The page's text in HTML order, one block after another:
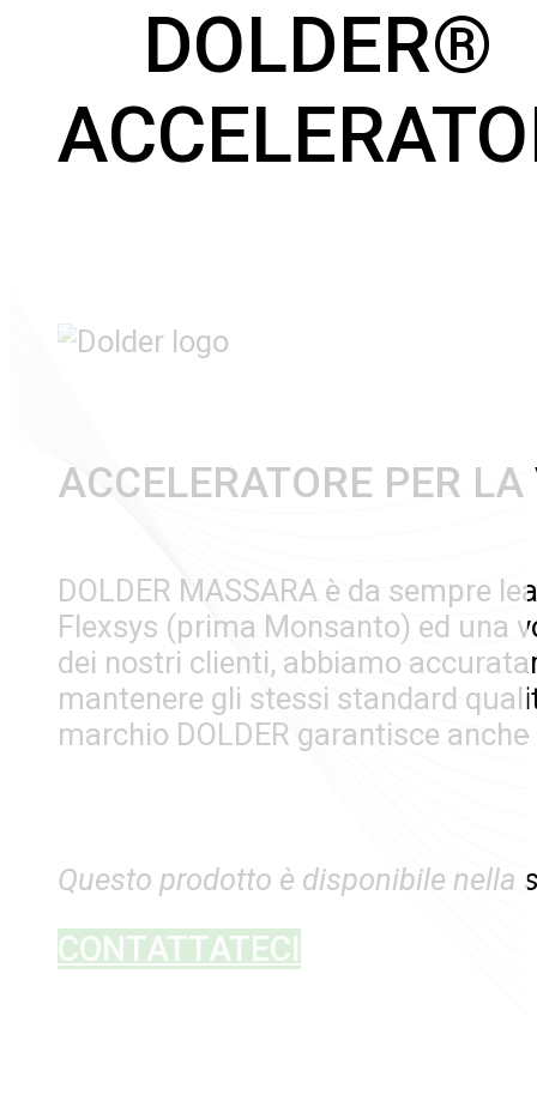
DOLDER®
ACCELERATORE PER
DOLDER MASSARA è da sempre
Flexsys (prima Monsanto) ed una
dei nostri clienti, abbiamo
mantenere gli stessi standard
marchio DOLDER garantisce
Questo prodotto è disponibile nella
CONTATTATECI